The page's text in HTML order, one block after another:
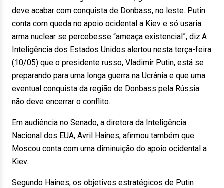
deve acabar com conquista de Donbass, no leste. Putin
conta com queda no apoio ocidental a Kiev e só usaria
arma nuclear se percebesse “ameaça existencial”, diz.A
Inteligência dos Estados Unidos alertou nesta terça-feira
(10/05) que o presidente russo, Vladimir Putin, está se
preparando para uma longa guerra na Ucrânia e que uma
eventual conquista da região de Donbass pela Rússia
não deve encerrar o conflito.
Em audiência no Senado, a diretora da Inteligência
Nacional dos EUA, Avril Haines, afirmou também que
Moscou conta com uma diminuição do apoio ocidental a
Kiev.
Segundo Haines, os objetivos estratégicos de Putin